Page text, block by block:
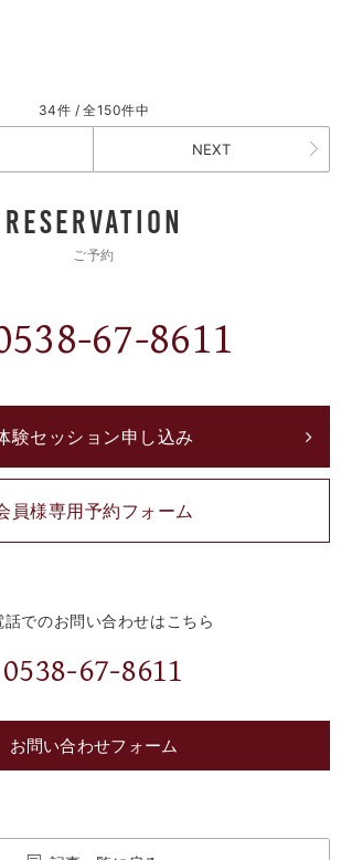
34件 / 全150件中
NEXT
RESERVATION
ご予約
67-8611
験セッション申し込み
員様専用予約フォーム
話でのお問い合わせはこちら
0538-67-8611
お問い合わせフォーム